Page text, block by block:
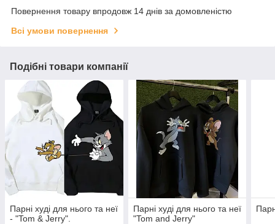
Повернення товару впродовж 14 днів за домовленістю
Всі умови повернення
Подібні товари компанії
Парні худі для нього та неї
- "Tom & Jerry".
Парні худі для нього та неї
"Tom and Jerry"